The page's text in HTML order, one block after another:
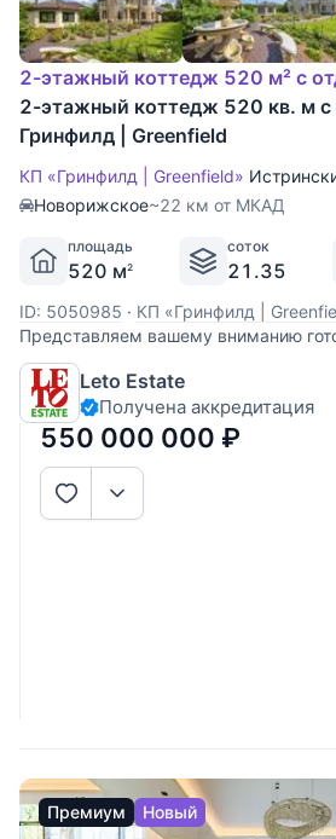
2-этажный коттедж 520 м² с
2-этажный коттедж 520 кв. м с
Гринфилд | Greenfield
КП «Гринфилд | Greenfield»
Новорижское~22 км от МКАД
площадь
520 м2
соток
21.35
ID: 5050985 · КП «Гринфилд |
Представляем вашему вниманию
520 кв. м в охраняемом коттеджном
расположенном в 23 км от МКАД по
В доме выполнена отделка по
использованием
Leto Estate
Получена аккредитация
550 000 000 ₽
Премиум Новый